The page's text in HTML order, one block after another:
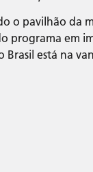
o pavilhão
programa em
está na